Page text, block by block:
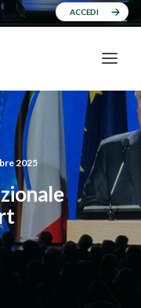
ACCEDI
2025